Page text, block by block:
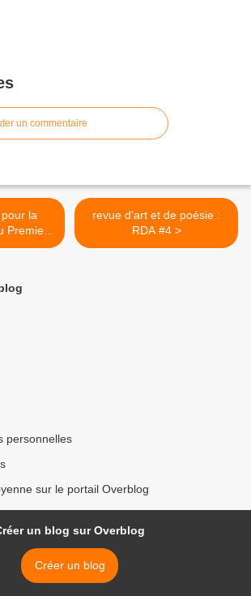
un commentaire
Premier
revue d'art et de poésie :
RDA #4 >
personnelles
sur le portail Overblog
un blog sur Overblog
Créer un blog